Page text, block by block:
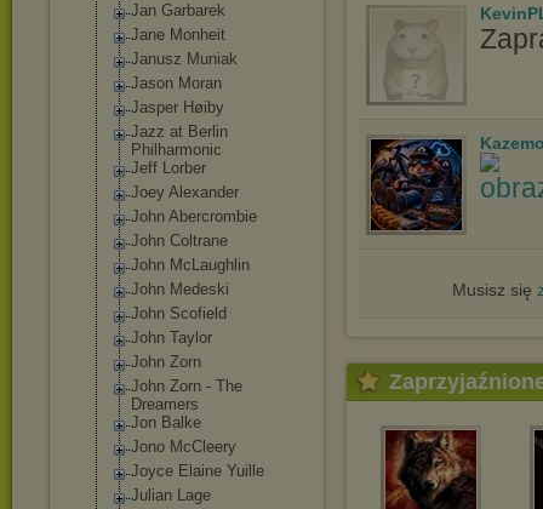
Jan Garbarek
Jane Monheit
Janusz Muniak
Jason Moran
Jasper Høiby
Jazz at Berlin
Philharmonic
Jeff Lorber
Joey Alexander
John Abercrombie
John Coltrane
John McLaughlin
John Medeski
John Scofield
John Taylor
John Zorn
John Zorn - The
Dreamers
Jon Balke
Jono McCleery
Joyce Elaine Yuille
Julian Lage
Musisz się